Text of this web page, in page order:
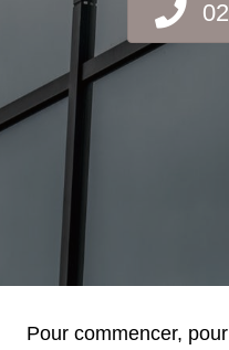
Pour commencer,